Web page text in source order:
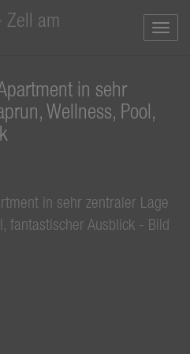
in sehr
Wellness, Pool,